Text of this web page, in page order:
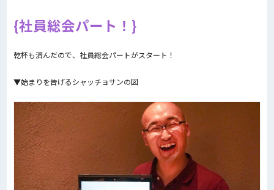
社員総会パート！
乾杯も済んだので、社員総会パートがスタート！
▼始まりを告げるシャッチョサンの図